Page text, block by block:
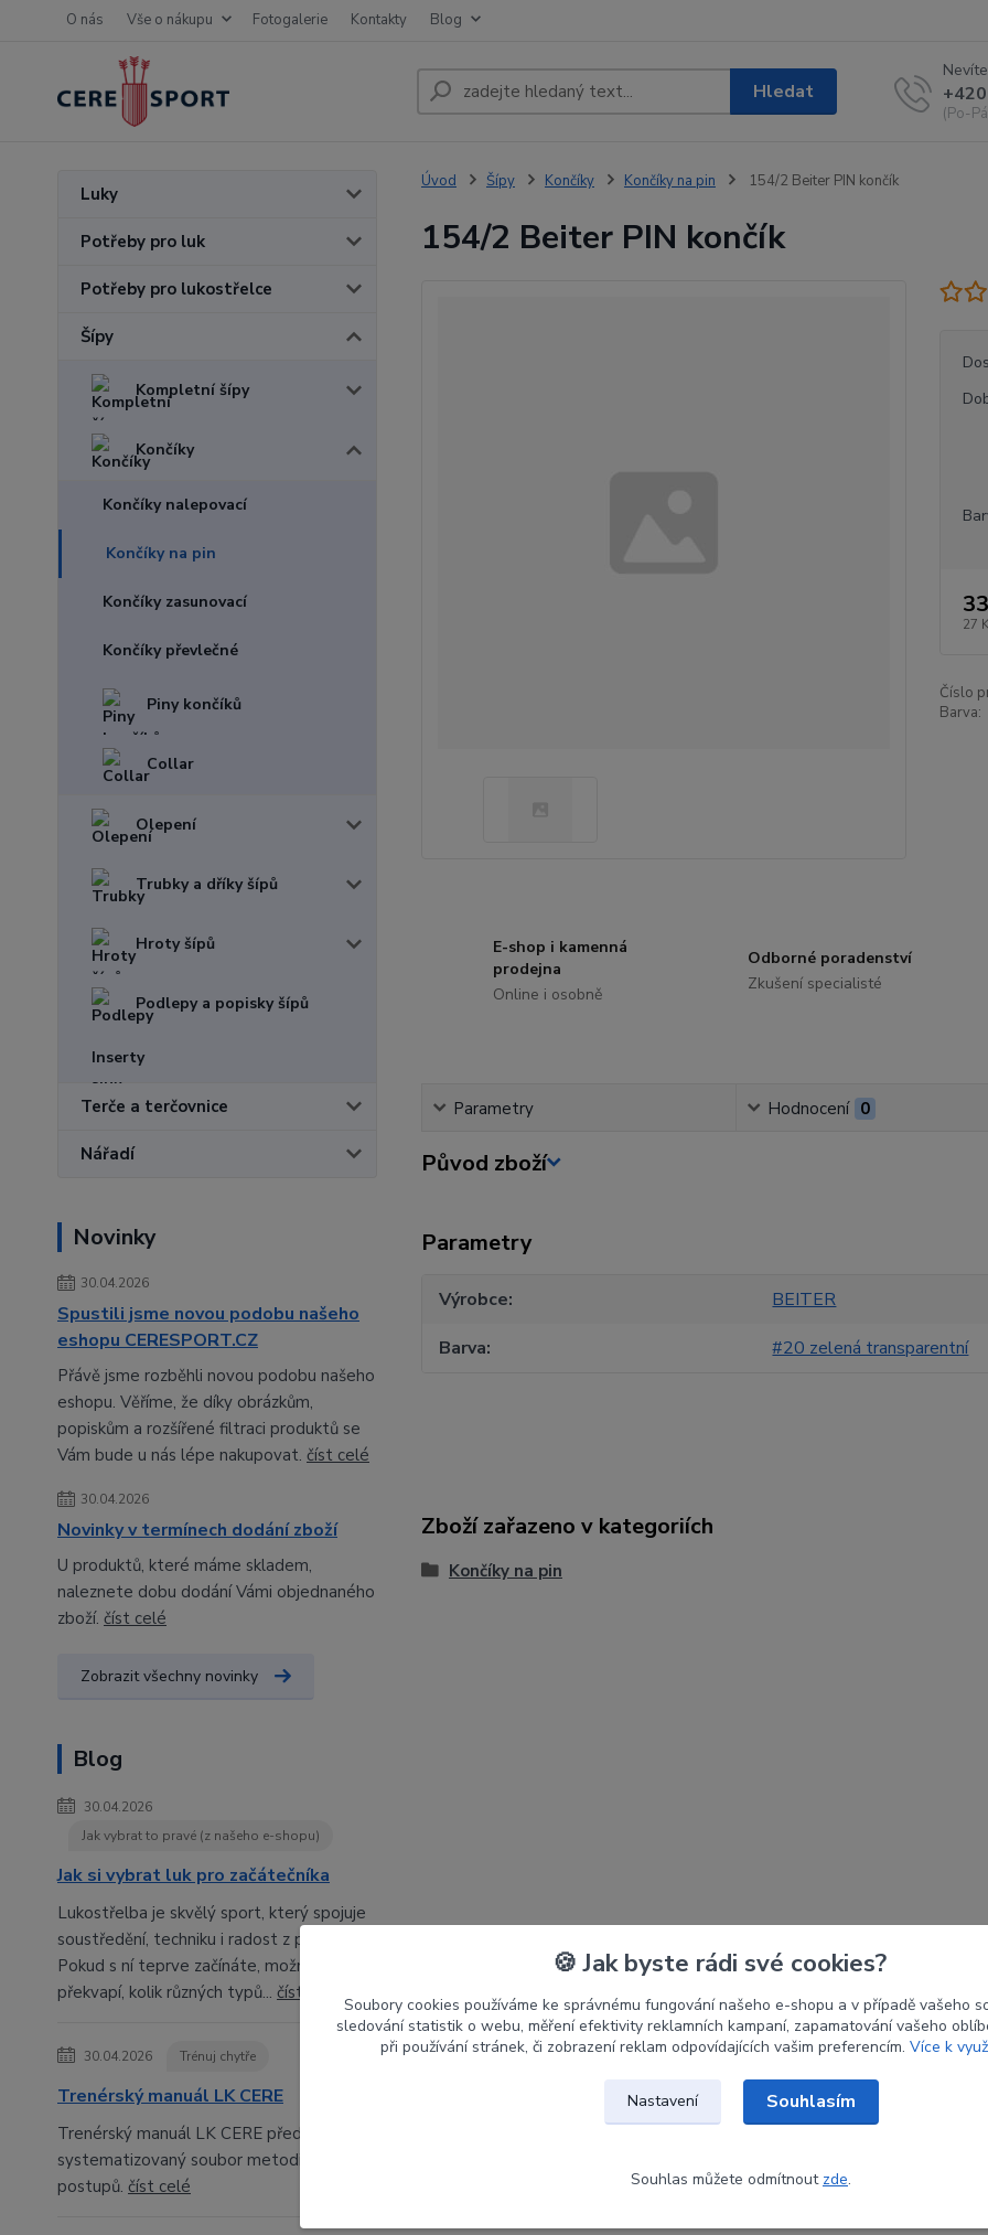
O nás Vše o nákupu Fotogalerie Kontakty Blog
Hledat
(Po-
Luky
Potřeby pro luk
Potřeby pro lukostřelce
Šípy
Kompletní šípy
Končíky
Končíky nalepovací
Končíky na pin
Končíky zasunovací
Končíky převlečné
Piny končíků
Collar
Olepení
Trubky a dříky šípů
Hroty šípů
Podlepy a popisky šípů
Inserty
Terče a terčovnice
Nářadí
Novinky
30.04.2026
Spustili jsme novou podobu našeho
eshopu CERESPORT.CZ
Přávě jsme rozběhli novou podobu našeho
eshopu. Věříme, že díky obrázkům,
popiskům a rozšířené filtraci produktů se
Vám bude u nás lépe nakupovat. číst celé
30.04.2026
Novinky v termínech dodání zboží
U produktů, které máme skladem,
naleznete dobu dodání Vámi objednaného
zboží. číst celé
Zobrazit všechny novinky
Blog
30.04.2026
Jak vybrat to pravé (z našeho e-shopu)
Jak si vybrat luk pro začátečníka
Lukostřelba je skvělý sport, který spojuje
soustředění, techniku i radost z pohybu.
Pokud s ní teprve začínáte, možná vás
překvapí, kolik různých typů... číst celé
30.04.2026 Trénuj chytře
Trenérský manuál LK CERE
Trenérský manuál LK CERE představuje
systematizovaný soubor metodických
postupů. číst celé
Úvod Šípy Končíky Končíky na pin 154/2 Beiter PIN končík
154/2 Beiter PIN končík
27
Číslo
Barva:
E-shop i kamenná
prodejna
Online i osobně
Odborné poradenství
Zkušení specialisté
Parametry Hodnocení 0
Původ zboží
Parametry
Výrobce
BEITER
Barva
#20 zelená transparentní
Zboží zařazeno v kategoriích
Končíky na pin
🍪 Jak byste rádi své cookies?
Soubory cookies používáme ke správnému fungování našeho e-shopu a v případě vašeho
sledování statistik o webu, měření efektivity reklamních kampaní, zapamatování vašeho
při používání stránek, či zobrazení reklam odpovídajících vašim preferencím. Více k
Nastavení Souhlasím
Souhlas můžete odmítnout zde.